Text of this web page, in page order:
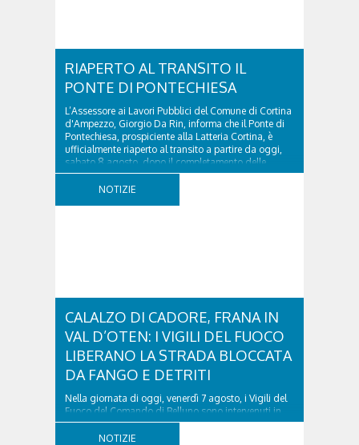
RIAPERTO AL TRANSITO IL
PONTE DI PONTECHIESA
L’Assessore ai Lavori Pubblici del Comune di Cortina
d'Ampezzo, Giorgio Da Rin, informa che il Ponte di
Pontechiesa, prospiciente alla Latteria Cortina, è
ufficialmente riaperto al transito a partire da oggi,
sabato 8 agosto, dopo il completamento delle
verifiche e il positivo collaudo...
NOTIZIE
CALALZO DI CADORE, FRANA IN
VAL D’OTEN: I VIGILI DEL FUOCO
LIBERANO LA STRADA BLOCCATA
DA FANGO E DETRITI
Nella giornata di oggi, venerdì 7 agosto, i Vigili del
Fuoco del Comando di Belluno sono intervenuti in
località Diassa, in Val d’Oten, nel comune di Calalzo
di Cadore, per liberare una strada rimasta bloccata
NOTIZIE